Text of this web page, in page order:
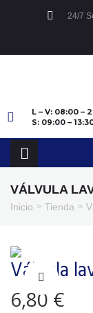
24/7
L – V: 08:00 –
S: 09:00 –
VÁLVULA
Inicio > Tienda >
Válvula
6,80 €